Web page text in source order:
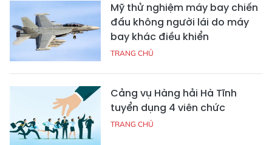
Mỹ thử nghiệm máy bay chiến
đấu không người lái do máy
bay khác điều khiển
TRANG CHỦ
Cảng vụ Hàng hải Hà Tĩnh
tuyển dụng 4 viên chức
TRANG CHỦ